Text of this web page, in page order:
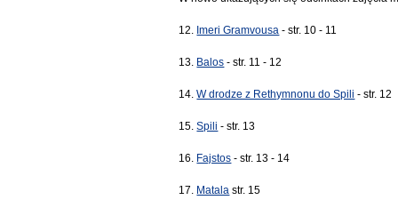
12. Imeri Gramvousa - str. 10 - 11
13. Balos - str. 11 - 12
14.W drodze z Rethymnonu do Spili - str. 12
15.Spili - str. 13
16. Fajstos - str. 13 - 14
17. Matala str. 15